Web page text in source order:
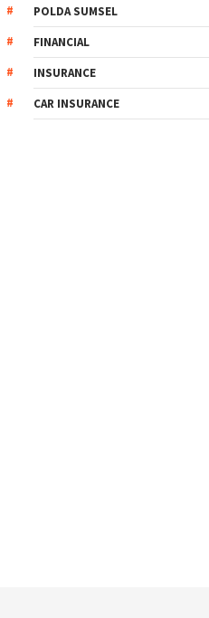
POLDA SUMSEL
FINANCIAL
INSURANCE
CAR INSURANCE